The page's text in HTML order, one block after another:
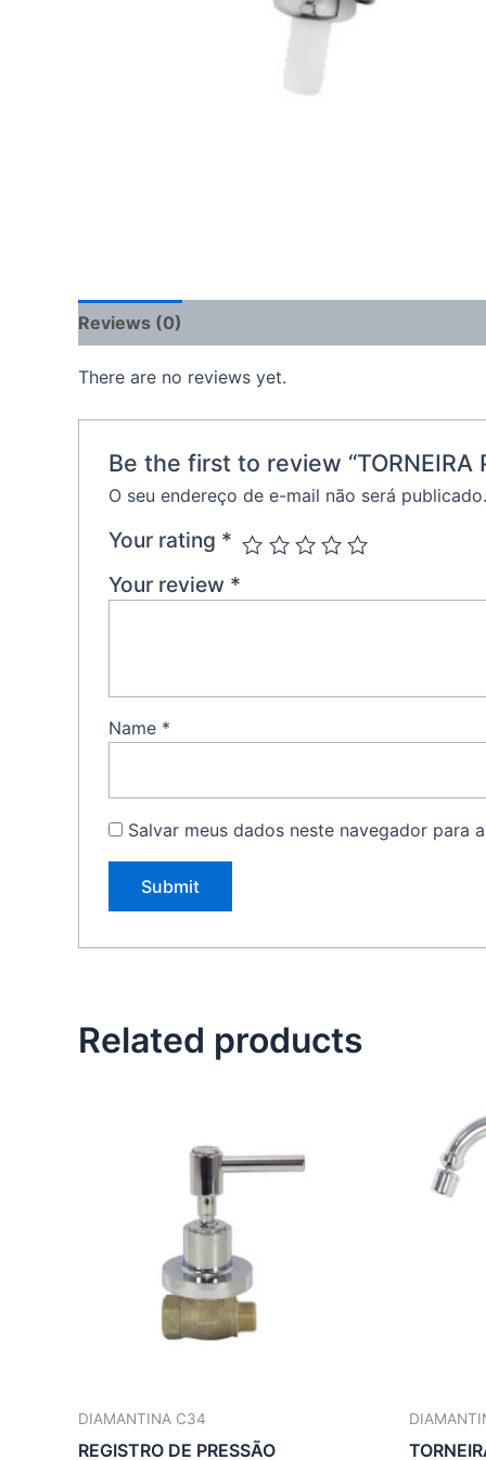
Reviews (0)
There are no reviews yet.
Be the first to review “TORNEIRA
O seu endereço de e-mail não será publicado.
Your rating *
Your review *
Name *
Salvar meus dados neste navegador para
Related products
DIAMANTINA C34
REGISTRO DE PRESSÃO